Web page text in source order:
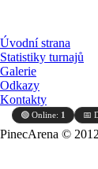
Úvodní strana
Statistiky turnajů
Galerie
Odkazy
Kontakty
🟢 Online: 1 📅
PinecArena ©